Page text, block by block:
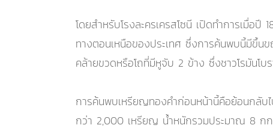
โดยสำหรับโรงละครเครสโซนี เปิดทำการเมื่อ
ทางตอนเหนือของประเทศ ซึ่งการค้นพบนี้มีขึ้
คล้ายขวดหรือโถที่มีหูจับ 2 ข้าง ซึ่งชาวโรมันโ
การค้นพบเหรียญทองคำก่อนหน้านี้คือย้อนกลับ
กว่า 2,000 เหรียญ น้ำหนักรวมประมาณ 8 กก.